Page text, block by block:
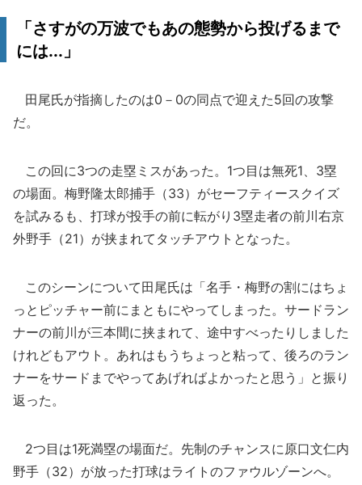
「さすがの万波でもあの態勢から投げるまで
には...」
田尾氏が指摘したのは0－0の同点で迎えた5回の攻撃
だ。
この回に3つの走塁ミスがあった。1つ目は無死1、3塁
の場面。梅野隆太郎捕手（33）がセーフティースクイズ
を試みるも、打球が投手の前に転がり3塁走者の前川右京
外野手（21）が挟まれてタッチアウトとなった。
このシーンについて田尾氏は「名手・梅野の割にはちょ
っとピッチャー前にまともにやってしまった。サードラン
ナーの前川が三本間に挟まれて、途中すべったりしました
けれどもアウト。あれはもうちょっと粘って、後ろのラン
ナーをサードまでやってあげればよかったと思う」と振り
返った。
2つ目は1死満塁の場面だ。先制のチャンスに原口文仁内
野手（32）が放った打球はライトのファウルゾーンへ。